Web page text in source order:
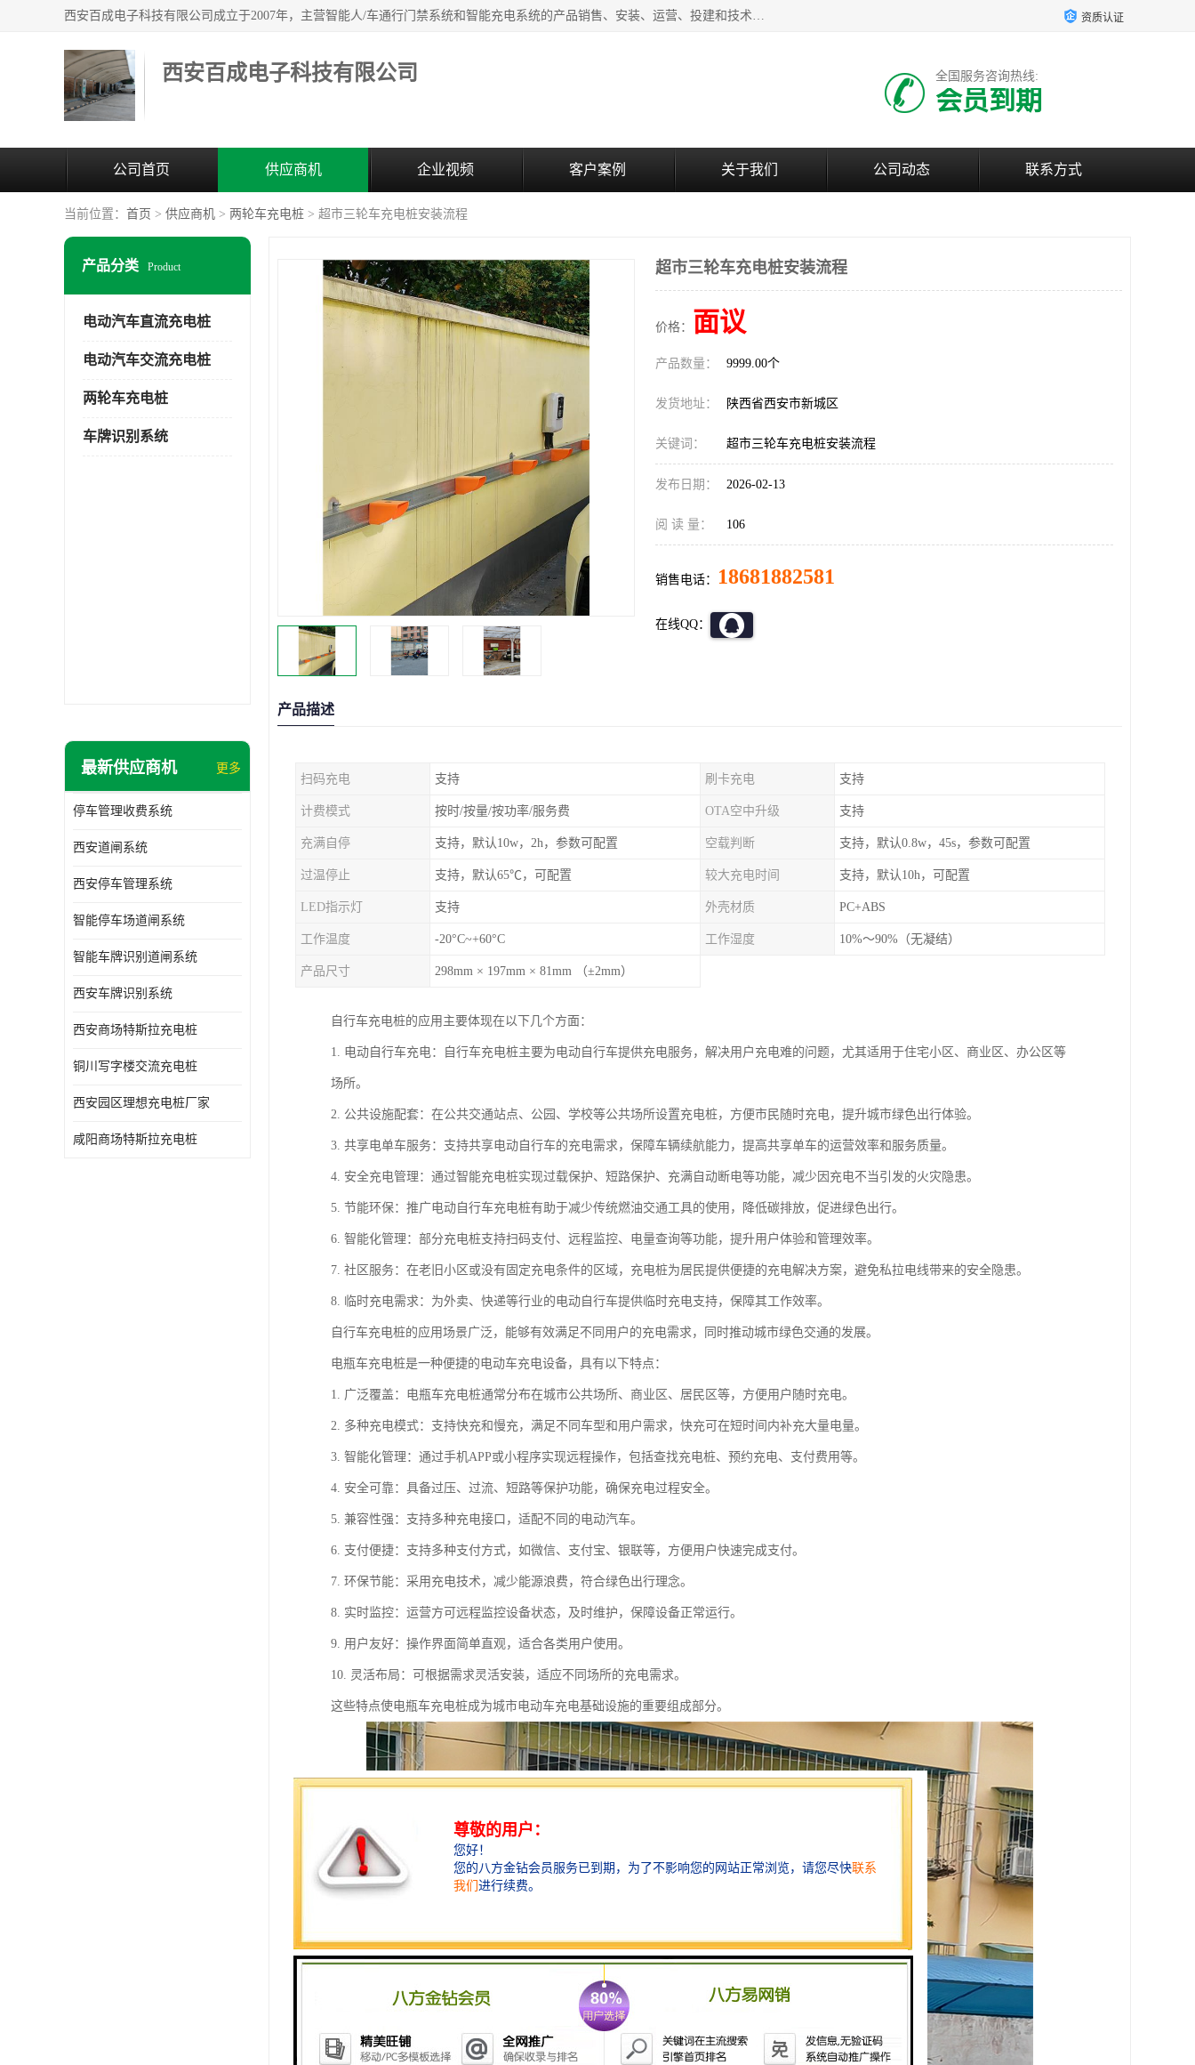
西安百成电子科技有限公司成立于2007年，主营智能人/车通行门禁系统和智能充电系统的产品销售、安装、运营、投建和技术服务为一体的高/新/技/术企业；主要产品有：智能停车场管理系统、车牌识别、汽车充电桩、两轮充电桩、道闸系统、门禁系统、人脸识别、通道闸、门禁管理系统、人行通道管理、车辆通行管理等。 资质认证
西安百成电子科技有限公司 全国服务咨询热线:
会员到期
公司首页 供应商机 企业视频 客户案例 关于我们 公司动态 联系方式
当前位置： 首页 > 供应商机 > 两轮车充电桩 > 超市三轮车充电桩安装流程
产品分类 Product
电动汽车直流充电桩
电动汽车交流充电桩
两轮车充电桩
车牌识别系统
最新供应商机 更多
停车管理收费系统
西安道闸系统
西安停车管理系统
智能停车场道闸系统
智能车牌识别道闸系统
西安车牌识别系统
西安商场特斯拉充电桩
铜川写字楼交流充电桩
西安园区理想充电桩厂家
咸阳商场特斯拉充电桩
超市三轮车充电桩安装流程
价格： 面议
产品数量： 9999.00个
发货地址： 陕西省西安市新城区
关键词： 超市三轮车充电桩安装流程
发布日期： 2026-02-13
阅 读 量： 106
销售电话： 18681882581
在线QQ：
产品描述
扫码充电 支持 刷卡充电 支持
计费模式 按时/按量/按功率/服务费 OTA空中升级 支持
充满自停 支持，默认10w，2h，参数可配置 空载判断 支持，默认0.8w，45s，参数可配置
过温停止 支持，默认65℃，可配置 较大充电时间 支持，默认10h，可配置
LED指示灯 支持 外壳材质 PC+ABS
工作温度 -20°C~+60°C 工作湿度 10%～90%（无凝结）
产品尺寸 298mm × 197mm × 81mm （±2mm）
自行车充电桩的应用主要体现在以下几个方面：
1. 电动自行车充电：自行车充电桩主要为电动自行车提供充电服务，解决用户充电难的问题，尤其适用于住宅小区、商业区、办公区等
场所。
2. 公共设施配套：在公共交通站点、公园、学校等公共场所设置充电桩，方便市民随时充电，提升城市绿色出行体验。
3. 共享电单车服务：支持共享电动自行车的充电需求，保障车辆续航能力，提高共享单车的运营效率和服务质量。
4. 安全充电管理：通过智能充电桩实现过载保护、短路保护、充满自动断电等功能，减少因充电不当引发的火灾隐患。
5. 节能环保：推广电动自行车充电桩有助于减少传统燃油交通工具的使用，降低碳排放，促进绿色出行。
6. 智能化管理：部分充电桩支持扫码支付、远程监控、电量查询等功能，提升用户体验和管理效率。
7. 社区服务：在老旧小区或没有固定充电条件的区域，充电桩为居民提供便捷的充电解决方案，避免私拉电线带来的安全隐患。
8. 临时充电需求：为外卖、快递等行业的电动自行车提供临时充电支持，保障其工作效率。
自行车充电桩的应用场景广泛，能够有效满足不同用户的充电需求，同时推动城市绿色交通的发展。
电瓶车充电桩是一种便捷的电动车充电设备，具有以下特点：
1. 广泛覆盖：电瓶车充电桩通常分布在城市公共场所、商业区、居民区等，方便用户随时充电。
2. 多种充电模式：支持快充和慢充，满足不同车型和用户需求，快充可在短时间内补充大量电量。
3. 智能化管理：通过手机APP或小程序实现远程操作，包括查找充电桩、预约充电、支付费用等。
4. 安全可靠：具备过压、过流、短路等保护功能，确保充电过程安全。
5. 兼容性强：支持多种充电接口，适配不同的电动汽车。
6. 支付便捷：支持多种支付方式，如微信、支付宝、银联等，方便用户快速完成支付。
7. 环保节能：采用充电技术，减少能源浪费，符合绿色出行理念。
8. 实时监控：运营方可远程监控设备状态，及时维护，保障设备正常运行。
9. 用户友好：操作界面简单直观，适合各类用户使用。
10. 灵活布局：可根据需求灵活安装，适应不同场所的充电需求。
这些特点使电瓶车充电桩成为城市电动车充电基础设施的重要组成部分。